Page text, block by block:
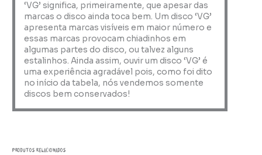
‘VG’ significa, primeiramente, que apesar das
marcas o disco ainda toca bem. Um disco ‘VG’
apresenta marcas visíveis em maior número e
essas marcas provocam chiadinhos em
algumas partes do disco, ou talvez alguns
estalinhos. Ainda assim, ouvir um disco ‘VG’ é
uma experiência agradável pois, como foi dito
no início da tabela, nós vendemos somente
discos bem conservados!
Produtos relacionados